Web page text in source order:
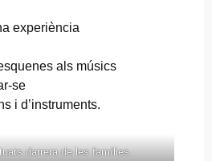
experiència
als músics
se
i d’instruments.
darrera de les famílies.